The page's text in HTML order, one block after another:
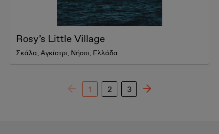
Rosy’s Little Village
Σκάλα, Αγκίστρι, Νήσοι, Ελλάδα
1 2 3